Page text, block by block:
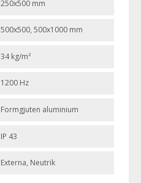
250x500 mm
500x500, 500x1000 mm
34 kg/m²
1200 Hz
Formgjuten aluminium
IP 43
Externa, Neutrik